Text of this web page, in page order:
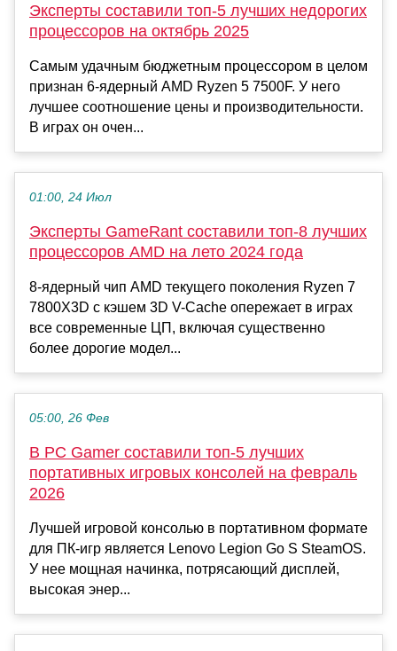
Эксперты составили топ-5 лучших недорогих
процессоров на октябрь 2025
Самым удачным бюджетным процессором в целом
признан 6-ядерный AMD Ryzen 5 7500F. У него
лучшее соотношение цены и производительности.
В играх он очен...
01:00, 24 Июл
Эксперты GameRant составили топ-8 лучших
процессоров AMD на лето 2024 года
8-ядерный чип AMD текущего поколения Ryzen 7
7800X3D с кэшем 3D V-Cache опережает в играх
все современные ЦП, включая существенно
более дорогие модел...
05:00, 26 Фев
В PC Gamer составили топ-5 лучших
портативных игровых консолей на февраль
2026
Лучшей игровой консолью в портативном формате
для ПК-игр является Lenovo Legion Go S SteamOS.
У нее мощная начинка, потрясающий дисплей,
высокая энер...